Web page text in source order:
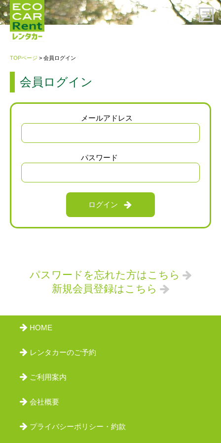
ご利用案内
プライバシーポリシー・約款
お問い合わせ先
TOPページ > 会員ログイン
会員ログイン
メールアドレス
パスワード
ログイン
パスワードを忘れた方はこちら
新規会員登録はこちら
HOME
レンタカーのご予約
ご利用案内
会社概要
プライバシーポリシー・約款